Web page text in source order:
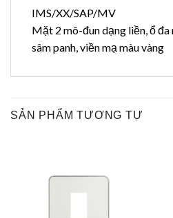
IMS/XX/SAP/MV
Mặt 2 mô-đun dạng liền, ổ đa
sâm panh, viền mạ màu vàng
SẢN PHẨM TƯƠNG TỰ